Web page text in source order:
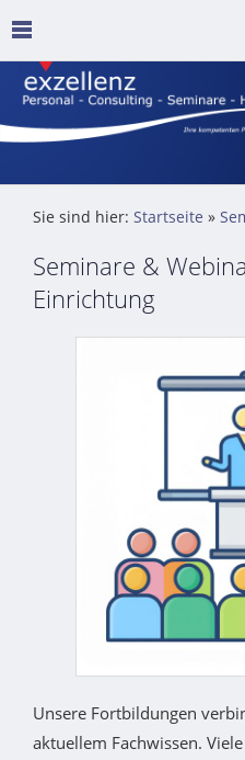
Sie sind hier: Startseite »
Seminare &
Einrichtung
Unsere Fortbildungen
aktuellem Fachwissen.